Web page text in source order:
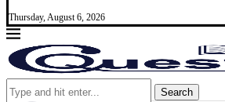
Thursday, August 6, 2026
Search